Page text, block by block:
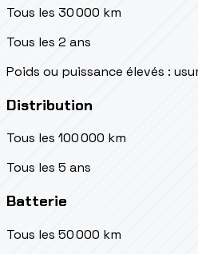
Tous les 30 000 km
Tous les 2 ans
Poids ou puissance élevés :
Distribution
Tous les 100 000 km
Tous les 5 ans
Batterie
Tous les 50 000 km